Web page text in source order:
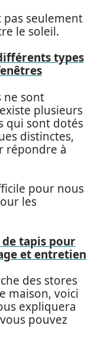
pas seulement
le soleil.
types
ne sont
plusieurs
qui sont dotés
distinctes,
répondre à
pour nous
les
de tapis pour
et entretien
des stores
maison, voici
expliquera
pouvez